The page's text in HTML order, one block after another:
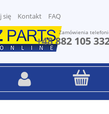
się Kontakt FAQ
Zamówienia
+48 882 105